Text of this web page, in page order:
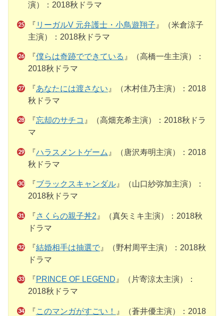
演）：2018秋ドラマ
『 リーガルV 元弁護士・小鳥遊翔子 』（米倉涼子
主演）：2018秋ドラマ
『僕らは奇跡でできている 』（高橋一生主演）：
2018秋ドラマ
『あなたには渡さない 』（木村佳乃主演）：2018
秋ドラマ
『忘却のサチコ 』（高畑充希主演）：2018秋ドラ
マ
『ハラスメントゲーム 』（唐沢寿明主演）：2018
秋ドラマ
『ブラックスキャンダル』（山口紗弥加主演）：
2018秋ドラマ
『さくらの親子丼2 』（真矢ミキ主演）：2018秋
ドラマ
『結婚相手は抽選で』（野村周平主演）：2018秋
ドラマ
『 PRINCE OF LEGEND』（片寄涼太主演）：
2018秋ドラマ
『このマンガがすごい！
』（蒼井優主演）：2018